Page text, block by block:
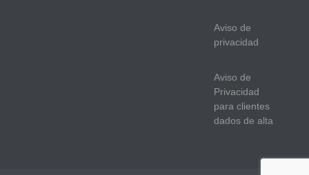
Aviso de
privacidad
Aviso de
Privacidad
para clientes
dados de alta